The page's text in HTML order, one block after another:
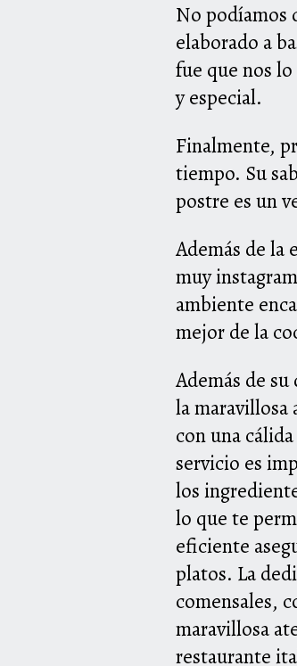
No podíamos
elaborado a
fue que nos
y especial.
Finalmente,
tiempo. Su
postre es un
Además de la
muy
ambiente
mejor de la
Además de
la maravillosa
con una
servicio es
los
lo que te
eficiente
platos. La
comensales,
maravillosa
restaurante